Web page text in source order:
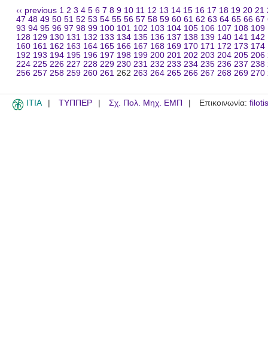
‹‹ previous 1 2 3 4 5 6 7 8 9 10 11 12 13 14 15 16 17 18 19 20 21
47 48 49 50 51 52 53 54 55 56 57 58 59 60 61 62 63 64 65 66 67
93 94 95 96 97 98 99 100 101 102 103 104 105 106 107 108 109
128 129 130 131 132 133 134 135 136 137 138 139 140 141 142
160 161 162 163 164 165 166 167 168 169 170 171 172 173 174
192 193 194 195 196 197 198 199 200 201 202 203 204 205 206
224 225 226 227 228 229 230 231 232 233 234 235 236 237 238
256 257 258 259 260 261 262 263 264 265 266 267 268 269 270
ITIA ΤΥΠΠΕΡ Σχ. Πολ. Μηχ. ΕΜΠ Επικοινωνία: